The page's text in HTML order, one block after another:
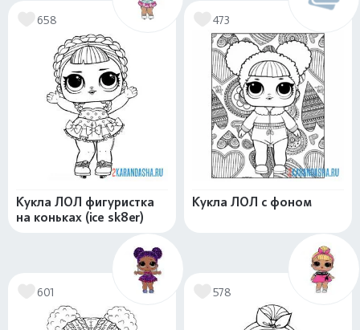
658
Кукла ЛОЛ фигуристка
на коньках (ice sk8er)
473
Кукла ЛОЛ с фоном
601 578